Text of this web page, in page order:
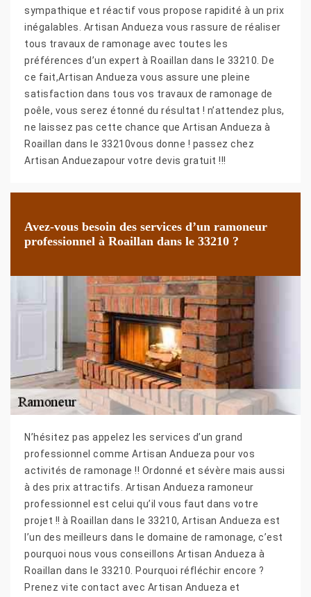
sympathique et réactif vous propose rapidité à un prix
inégalables. Artisan Andueza vous rassure de réaliser
tous travaux de ramonage avec toutes les
préférences d’un expert à Roaillan dans le 33210. De
ce fait,Artisan Andueza vous assure une pleine
satisfaction dans tous vos travaux de ramonage de
poêle, vous serez étonné du résultat ! n’attendez plus,
ne laissez pas cette chance que Artisan Andueza à
Roaillan dans le 33210vous donne ! passez chez
Artisan Anduezapour votre devis gratuit !!!
Avez-vous besoin des services d’un ramoneur
professionnel à Roaillan dans le 33210 ?
N’hésitez pas appelez les services d’un grand
professionnel comme Artisan Andueza pour vos
activités de ramonage !! Ordonné et sévère mais aussi
à des prix attractifs. Artisan Andueza ramoneur
professionnel est celui qu’il vous faut dans votre
projet !! à Roaillan dans le 33210, Artisan Andueza est
l’un des meilleurs dans le domaine de ramonage, c’est
pourquoi nous vous conseillons Artisan Andueza à
Roaillan dans le 33210. Pourquoi réfléchir encore ?
Prenez vite contact avec Artisan Andueza et